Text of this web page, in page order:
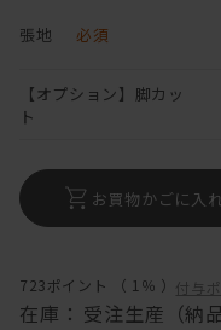
723ポイント （ 1％ ） 付与
在庫： 受注生産（納
張地 必須
【オプション】脚カッ
ト
お買物かごに入